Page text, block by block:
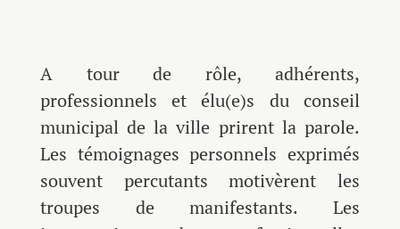
A tour de rôle, adhérents,
professionnels et élu(e)s du conseil
municipal de la ville prirent la parole.
Les témoignages personnels exprimés
souvent percutants motivèrent les
troupes de manifestants. Les